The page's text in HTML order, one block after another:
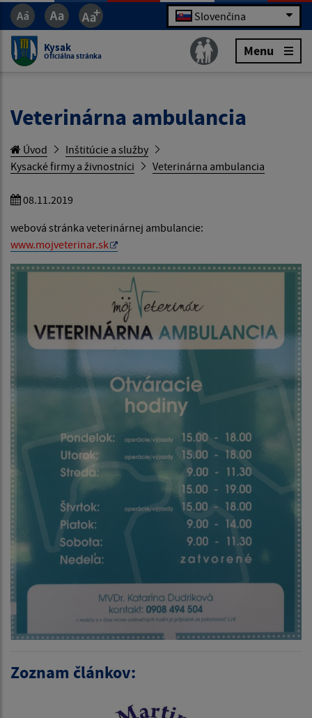
Slovenčina
Kysak
Oficiálna stránka Menu
Veterinárna ambulancia
Úvod
Inštitúcie a služby
Kysacké firmy a živnostníci
Veterinárna ambulancia
08.11.2019
webová stránka veterinárnej ambulancie:
www.mojveterinar.sk
Zoznam článkov: